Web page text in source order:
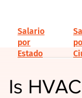
Is
Salario
por
Estado